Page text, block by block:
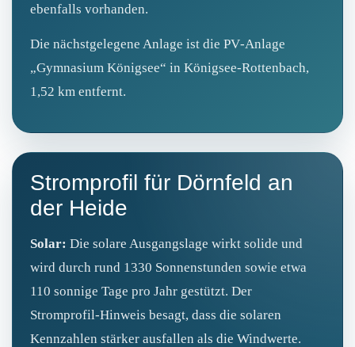
ebenfalls vorhanden.
Die nächstgelegene Anlage ist die PV‑Anlage
„Gymnasium Königsee“ in Königsee‑Rottenbach,
1,52 km entfernt.
Stromprofil für Dörnfeld an
der Heide
Solar: Die solare Ausgangslage wirkt solide und
wird durch rund 1330 Sonnenstunden sowie etwa
110 sonnige Tage pro Jahr gestützt. Der
Stromprofil‑Hinweis besagt, dass die solaren
Kennzahlen stärker ausfallen als die Windwerte.